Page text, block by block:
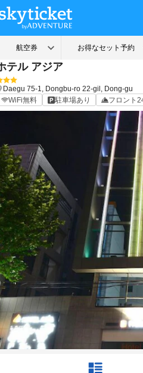
テル アジア
Daegu 75-1, Dongbu-ro 22-gil, Dong-gu
WiFi無料
駐車場あり フロント